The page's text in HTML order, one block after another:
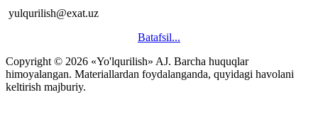
yulqurilish@exat.uz
Batafsil...
Copyright © 2026 «Yo'lqurilish» AJ. Barcha huquqlar
himoyalangan. Materiallardan foydalanganda, quyidagi havolani
keltirish majburiy.